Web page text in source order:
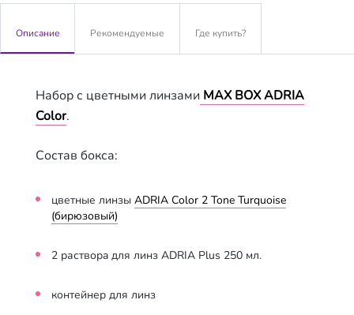
Описание Рекомендуемые Где купить?
Набор с цветными линзами MAX BOX ADRIA
Color.
Состав бокса:
цветные линзы ADRIA Color 2 Tone Turquoise
(бирюзовый)
2 растворa для линз ADRIA Plus 250 мл.
контейнер для линз